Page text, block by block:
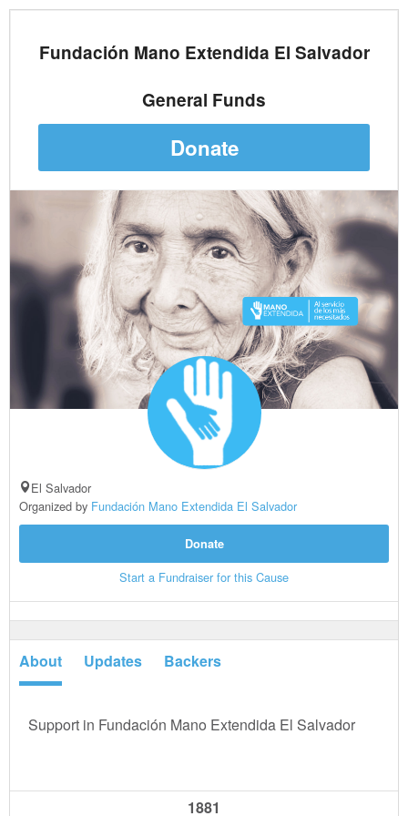
Fundación Mano Extendida El Salvador
General Funds
Donate
El Salvador
Organized by Fundación Mano Extendida El Salvador
Donate
Start a Fundraiser for this Cause
About Updates Backers
Support in Fundación Mano Extendida El Salvador
1881